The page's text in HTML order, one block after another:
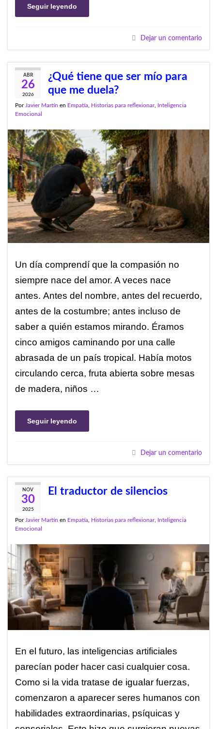
Seguir leyendo
Dejar un comentario
ABR
26
2026
¿Qué tiene que ser mío para
que me duela?
Por Javier Martín en Empatía Historias para reflexionar, Inteligencia
Emocional
Un día comprendí que la compasión no
siempre nace del amor. A veces nace
antes. Antes del nombre, antes del recuerdo,
antes de la costumbre; antes incluso de
saber a quién estamos mirando. Éramos
cinco amigos caminando por una calle
abrasada de un país tropical. Había motos
circulando cerca, fruta abierta sobre mesas
de madera, niños …
Seguir leyendo
Dejar un comentario
NOV
30
2025
El traductor de silencios
PorJavier Martín en Empatía, Historias para reflexionar, Inteligencia
Emocional
En el futuro, las inteligencias artificiales
parecían poder hacer casi cualquier cosa.
Como si la vida tratase de igualar fuerzas,
comenzaron a aparecer seres humanos con
habilidades extraordinarias, psíquicas y